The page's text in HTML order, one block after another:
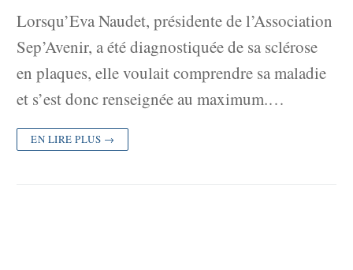
Lorsqu’Eva Naudet, présidente de l’Association
Sep’Avenir, a été diagnostiquée de sa sclérose
en plaques, elle voulait comprendre sa maladie
et s’est donc renseignée au maximum.…
EN LIRE PLUS →